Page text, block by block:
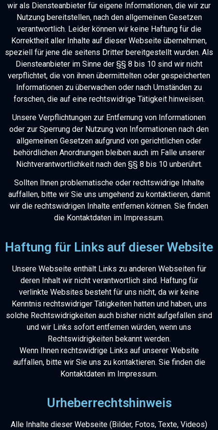
wir als Diensteanbieter für eigene Informationen, die wir zur
Nutzung bereitstellen, nach den allgemeinen Gesetzen
verantwortlich. Leider können wir keine Haftung für die
Korrektheit aller Inhalte auf dieser Webseite übernehmen,
speziell für jene die seitens Dritter bereitgestellt wurden. Als
Diensteanbieter im Sinne der §§ 8 bis 10 sind wir nicht
verpflichtet, die von ihnen übermittelten oder gespeicherten
Informationen zu überwachen oder nach Umständen zu
forschen, die auf eine rechtswidrige Tätigkeit hinweisen.
Unsere Verpflichtungen zur Entfernung von Informationen
oder zur Sperrung der Nutzung von Informationen nach den
allgemeinen Gesetzen aufgrund von gerichtlichen oder
behördlichen Anordnungen bleiben auch im Falle unserer
Nichtverantwortlichkeit nach den §§ 8 bis 10 unberührt.
Sollten Ihnen problematische oder rechtswidrige Inhalte
auffallen, bitte wir Sie uns umgehend zu kontaktieren, damit
wir die rechtswidrigen Inhalte entfernen können. Sie finden
die Kontaktdaten im Impressum.
Haftung für Links auf dieser Website
Unsere Webseite enthält Links zu anderen Webseiten für
deren Inhalt wir nicht verantwortlich sind. Haftung für
verlinkte Websites besteht für uns nicht, da wir keine
Kenntnis rechtswidriger Tätigkeiten hatten und haben, uns
solche Rechtswidrigkeiten auch bisher nicht aufgefallen sind
und wir Links sofort entfernen würden, wenn uns
Rechtswidrigkeiten bekannt werden.
Wenn Ihnen rechtswidrige Links auf unserer Website
auffallen, bitte wir Sie uns zu kontaktieren. Sie finden die
Kontaktdaten im Impressum.
Urheberrechtshinweis
Alle Inhalte dieser Webseite (Bilder, Fotos, Texte, Videos)